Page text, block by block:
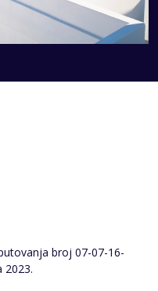
broj 07-07-16-
2023.